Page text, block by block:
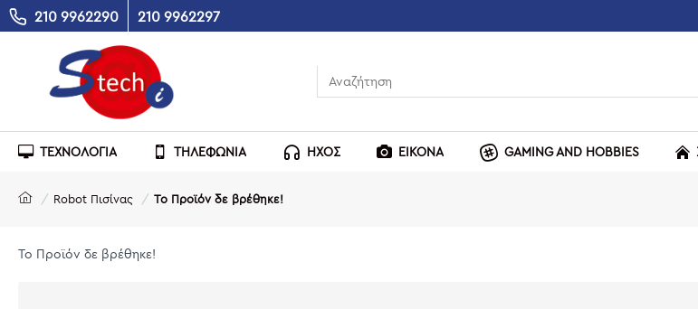
210 9962290 210 9962297
ΤΕΧΝΟΛΟΓΙΑ ΤΗΛΕΦΩΝΙΑ ΗΧΟΣ ΕΙΚΟΝΑ GAMING AND HOBBIES
Robot Πισίνας Το Προϊόν δε βρέθηκε!
Το Προϊόν δε βρέθηκε!